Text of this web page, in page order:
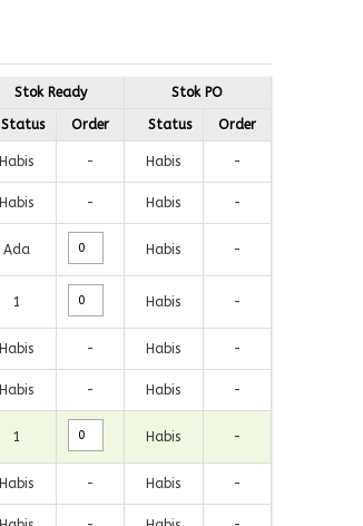
Stok Ready Stok PO
Status Order Status Order
Habis - Habis -
Habis - Habis -
Ada Habis -
1 Habis -
Habis - Habis -
Habis - Habis -
1 Habis -
Habis - Habis -